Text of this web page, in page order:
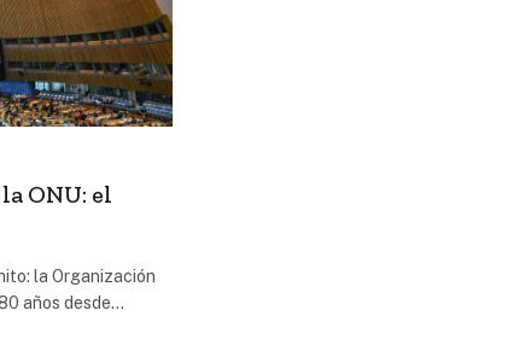
ONU: el
la Organización
años desde…